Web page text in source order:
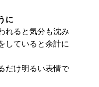
に
れると気分も沈み
していると余計に
だけ明るい表情で